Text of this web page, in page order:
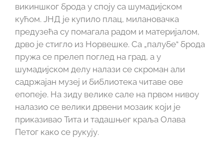
викиншког брода у споју са шумадијском
кућом. ЈНД је купило плац, милановачка
предузећа су помагала радом и материјалом,
дрво је стигло из Норвешке. Са „палубе“ брода
пружа се прелеп поглед на град, а у
шумадијском делу налази се скроман али
садржајан музеј и библиотека читаве ове
епопеје. На зиду велике сале на првом нивоу
налазио се велики дрвени мозаик који је
приказивао Тита и тадашњег краља Олава
Петог како се рукују.